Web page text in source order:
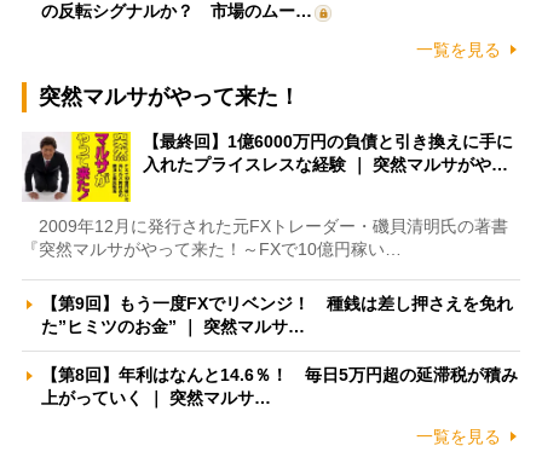
の反転シグナルか？ 市場のムー…
一覧を見る
突然マルサがやって来た！
【最終回】1億6000万円の負債と引き換えに手に
入れたプライスレスな経験 ｜ 突然マルサがや…
2009年12月に発行された元FXトレーダー・磯貝清明氏の著書
『突然マルサがやって来た！～FXで10億円稼い…
【第9回】もう一度FXでリベンジ！ 種銭は差し押さえを免れ
た”ヒミツのお金” ｜ 突然マルサ…
【第8回】年利はなんと14.6％！ 毎日5万円超の延滞税が積み
上がっていく ｜ 突然マルサ…
一覧を見る